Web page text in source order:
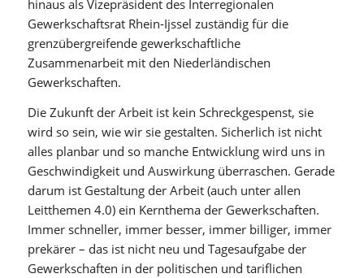
hinaus als Vizepräsident des Interregionalen
Gewerkschaftsrat Rhein-Ijssel zuständig für die
grenzübergreifende gewerkschaftliche
Zusammenarbeit mit den Niederländischen
Gewerkschaften.
Die Zukunft der Arbeit ist kein Schreckgespenst, sie
wird so sein, wie wir sie gestalten. Sicherlich ist nicht
alles planbar und so manche Entwicklung wird uns in
Geschwindigkeit und Auswirkung überraschen. Gerade
darum ist Gestaltung der Arbeit (auch unter allen
Leitthemen 4.0) ein Kernthema der Gewerkschaften.
Immer schneller, immer besser, immer billiger, immer
prekärer – das ist nicht neu und Tagesaufgabe der
Gewerkschaften in der politischen und tariflichen